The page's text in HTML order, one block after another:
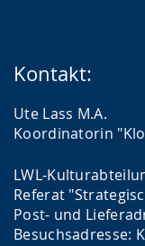
Kontakt:
Ute Lass M.A.
Koordinatorin
LWL-
Referat
Post- und
Besuchsadresse: